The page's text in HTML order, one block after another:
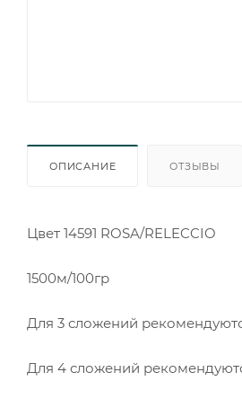
ОПИСАНИЕ ОТЗЫВЫ
Цвет 14591 ROSA/RELECCIO
1500м/100гр
Для 3 сложений
Для 4 сложений